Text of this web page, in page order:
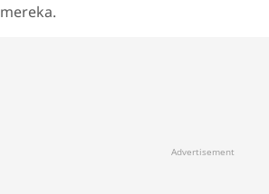
mereka.
Advertisement